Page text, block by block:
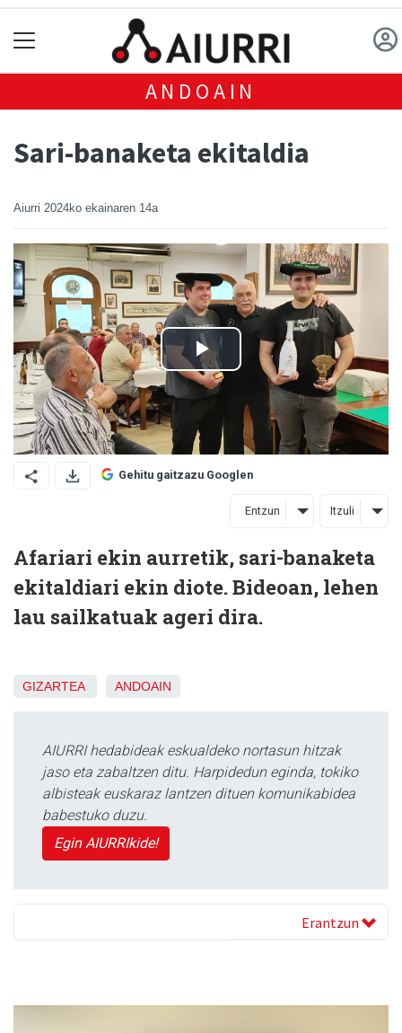
ANDOAIN
Sari-banaketa ekitaldia
Aiurri 2024ko ekainaren 14a
Gehitu gaitzazu Googlen
Entzun Itzuli
Afariari ekin aurretik, sari-banaketa
ekitaldiari ekin diote. Bideoan, lehen
lau sailkatuak ageri dira.
GIZARTEA ANDOAIN
AIURRI hedabideak eskualdeko nortasun hitzak
jaso eta zabaltzen ditu. Harpidedun eginda, tokiko
albisteak euskaraz lantzen dituen komunikabidea
babestuko duzu.
Egin AIURRIkide!
Erantzun